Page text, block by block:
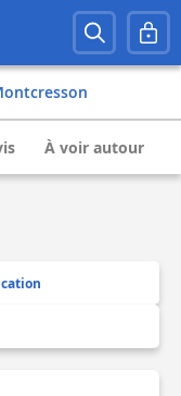
montcresson
À voir autour